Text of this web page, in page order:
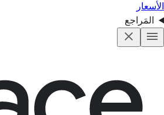
الأسعار
المَراجع